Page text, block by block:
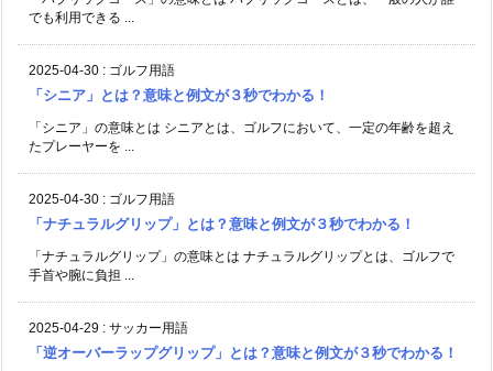
でも利用できる ...
2025-04-30 : ゴルフ用語
「シニア」とは？意味と例文が３秒でわかる！
「シニア」の意味とは シニアとは、ゴルフにおいて、一定の年齢を超え
たプレーヤーを ...
2025-04-30 : ゴルフ用語
「ナチュラルグリップ」とは？意味と例文が３秒でわかる！
「ナチュラルグリップ」の意味とは ナチュラルグリップとは、ゴルフで
手首や腕に負担 ...
2025-04-29 : サッカー用語
「逆オーバーラップグリップ」とは？意味と例文が３秒でわかる！